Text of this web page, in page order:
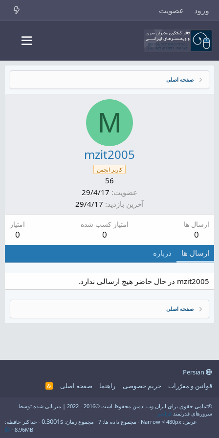
ورود عضویت
صفحه اصلی
M
mzit2005
کاربر انجمن
56
عضویت 29/4/17
آخرین بازدید 29/4/17
ارسال ها
0
امتیاز کسب شده
0
امتیاز
0
ارسال ها درباره
mzit2005 در حال حاضر هیچ ارسالی ندارد.
صفحه اصلی
قوانین و مقرّرات
حریم خصوصی راهنما صفحه اصلی
R
©تمامی حقوق برای ایران وب ادمین محفوظ است ®2016 - 2022 | میزبانی شده توسط
سرورهای قدرتمند فراسو
عرض
مجموع داده ها 7 مجموع زمان 0.3001s
حداکثر حافظه
8.96MB